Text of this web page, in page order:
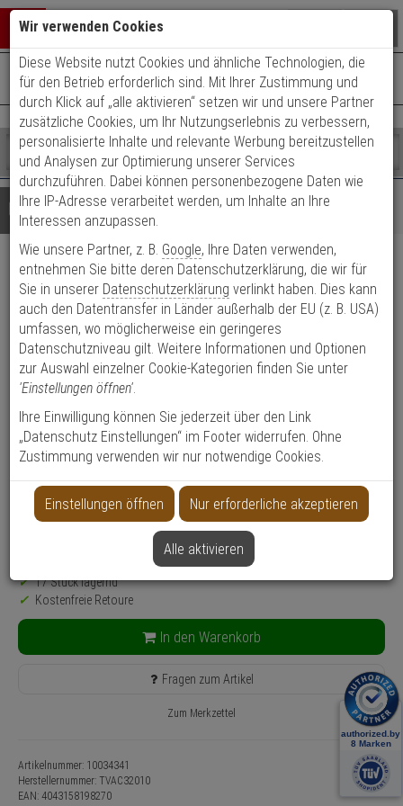
Warenkorb schließen
0 ARTIKEL IM WARENKORB
Ihr Warenkorb ist momentan leer.
Ergebnisse ()
Fertig
Shop
durchsuchen
Bitte
geben
Sie
mindestens
Zeichen
ein,
um
Suche
starten.
Es
wurde
noch
Kategorien
Suche
gestartet
+49 (0)821 899 493-0Mo. - Do.: 8:00 - 16:30 | Fr.: 8:00 - 14:00 Uhr
Details Beratung
ABUS TVAC32010 Eckhalter
weiß
Produktmerkmale
Datenblatt drucken
Produktinformationen
Zubehörartikel, Montagehalterung - Modell: Professional
Anwendung: Videoüberwachung
76,15 €
zzgl. Versandkosten
Lieferzeit: 3-4 Werktage**
17 Stück lagernd
Kostenfreie Retoure
In den Warenkorb
Fragen zum Artikel
Zum Merkzettel
Artikelnummer: 10034341
Herstellernummer: TVAC32010
EAN: 4043158198270
Wir verwenden Cookies
Diese Website nutzt Cookies und ähnliche Technologien, die
für den Betrieb erforderlich sind. Mit Ihrer Zustimmung und
durch Klick auf „alle aktivieren“ setzen wir und unsere Partner
zusätzliche Cookies, um Ihr Nutzungserlebnis zu verbessern,
personalisierte Inhalte und relevante Werbung bereitzustellen
und Analysen zur Optimierung unserer Services
durchzuführen. Dabei können personenbezogene Daten wie
Ihre IP-Adresse verarbeitet werden, um Inhalte an Ihre
Interessen anzupassen.
Wie unsere Partner, z. B. Google, Ihre Daten verwenden,
entnehmen Sie bitte deren Datenschutzerklärung, die wir für
Sie in unserer Datenschutzerklärung verlinkt haben. Dies kann
auch den Datentransfer in Länder außerhalb der EU (z. B. USA)
umfassen, wo möglicherweise ein geringeres
Datenschutzniveau gilt. Weitere Informationen und Optionen
zur Auswahl einzelner Cookie-Kategorien finden Sie unter
'Einstellungen öffnen'.
Ihre Einwilligung können Sie jederzeit über den Link
„Datenschutz Einstellungen“ im Footer widerrufen. Ohne
Zustimmung verwenden wir nur notwendige Cookies.
Einstellungen öffnen Nur erforderliche akzeptieren
Alle aktivieren